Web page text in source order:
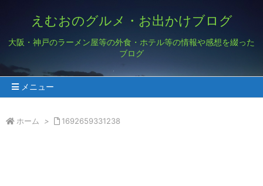
えむおのグルメ・お出かけブログ
大阪・神戸のラーメン屋等の外食・ホテル等の情報や感想を綴った
ブログ
メニュー
ホーム > 1692659331238